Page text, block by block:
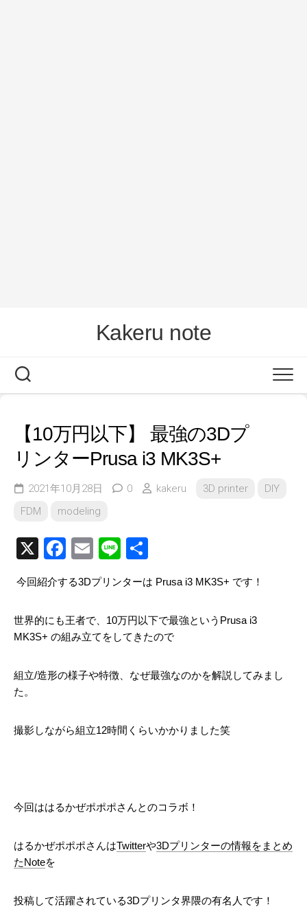
Kakeru note
【10万円以下】 最強の3Dプ
リンターPrusa i3 MK3S+
2021年10月28日 0 kakeru 3D printer
DIY
FDM
modeling
X Facebook
Email
Line
今回紹介する3Dプリンターは Prusa i3 MK3S+ です！
世界的にも王者で、10万円以下で最強というPrusa i3
MK3S+ の組み立てをしてきたので
組立/造形の様子や特徴、なぜ最強なのかを解説してみまし
た。
撮影しながら組立12時間くらいかかりました笑
今回ははるかぜポポポさんとのコラボ！
はるかぜポポポさんはTwitterや3Dプリンターの情報をまとめ
たNoteを
投稿して活躍されている3Dプリンタ界隈の有名人です！